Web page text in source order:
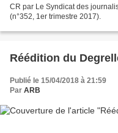
CR par Le Syndicat des
(n°352, 1er trimestre 2017).
Réédition du
Publié le 15/04/2018 à 21:59
Par ARB